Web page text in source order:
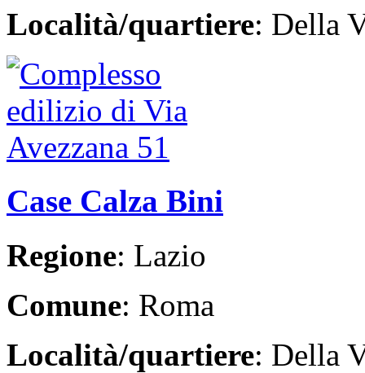
Località/quartiere: Della
Case Calza Bini
Regione: Lazio
Comune: Roma
Località/quartiere: Della